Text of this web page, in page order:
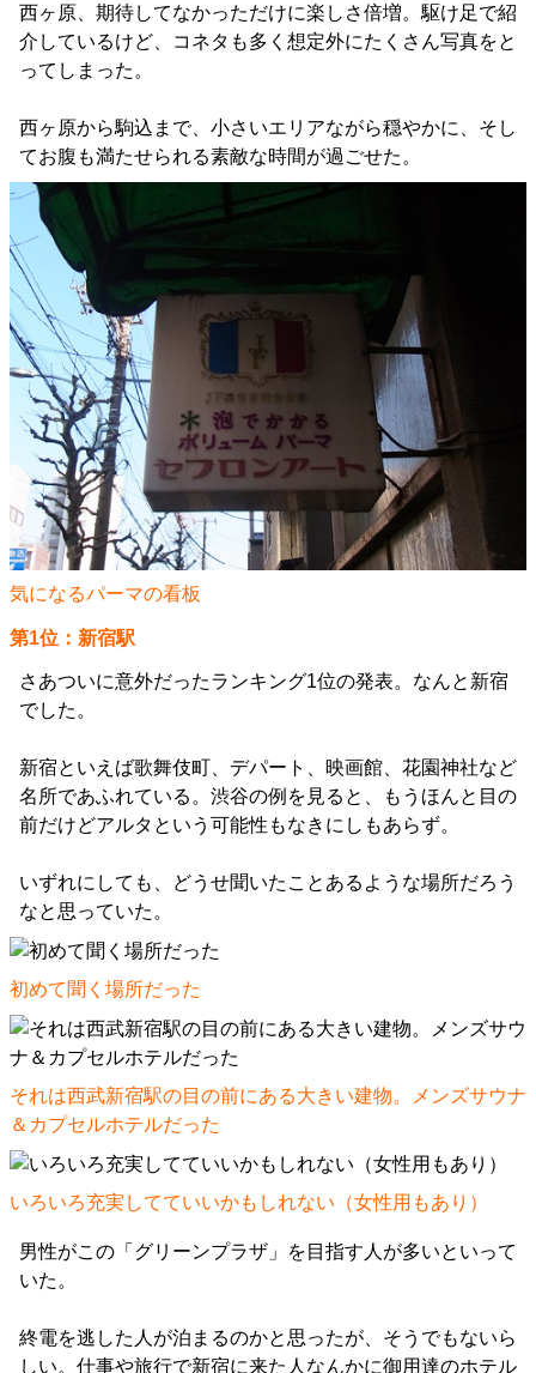
西ヶ原、期待してなかっただけに楽しさ倍増。駆け足で紹
介しているけど、コネタも多く想定外にたくさん写真をと
ってしまった。
西ヶ原から駒込まで、小さいエリアながら穏やかに、そし
てお腹も満たせられる素敵な時間が過ごせた。
気になるパーマの看板
第1位：新宿駅
さあついに意外だったランキング1位の発表。なんと新宿
でした。
新宿といえば歌舞伎町、デパート、映画館、花園神社など
名所であふれている。渋谷の例を見ると、もうほんと目の
前だけどアルタという可能性もなきにしもあらず。
いずれにしても、どうせ聞いたことあるような場所だろう
なと思っていた。
初めて聞く場所だった
それは西武新宿駅の目の前にある大きい建物。メンズサウナ
＆カプセルホテルだった
いろいろ充実してていいかもしれない（女性用もあり）
男性がこの「グリーンプラザ」を目指す人が多いといって
いた。
終電を逃した人が泊まるのかと思ったが、そうでもないら
しい。仕事や旅行で新宿に来た人なんかに御用達のホテル